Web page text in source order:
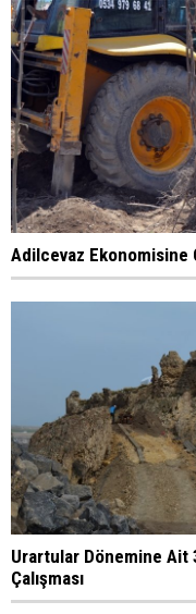
Adilcevaz Ekonomisine
Urartular Dönemine Ait
Çalışması